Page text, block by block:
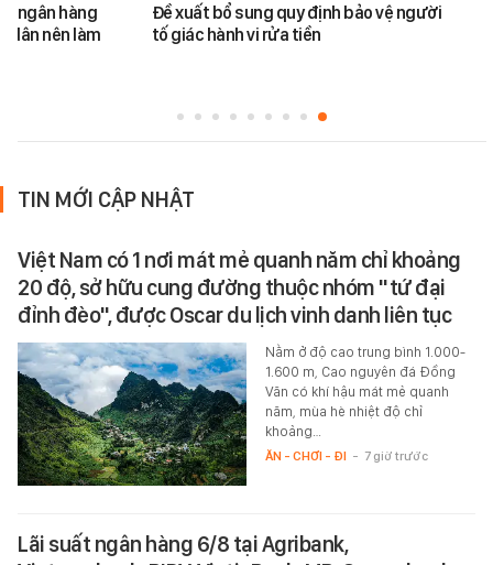
ngân hàng
dân nên làm
Đề xuất bổ sung quy định bảo vệ người
tố giác hành vi rửa tiền
TIN MỚI CẬP NHẬT
Việt Nam có 1 nơi mát mẻ quanh năm chỉ khoảng
20 độ, sở hữu cung đường thuộc nhóm "tứ đại
đỉnh đèo", được Oscar du lịch vinh danh liên tục
Nằm ở độ cao trung bình 1.000-
1.600 m, Cao nguyên đá Đồng
Văn có khí hậu mát mẻ quanh
năm, mùa hè nhiệt độ chỉ
khoảng…
ĂN - CHƠI - ĐI - 7 giờ trước
Lãi suất ngân hàng 6/8 tại Agribank,